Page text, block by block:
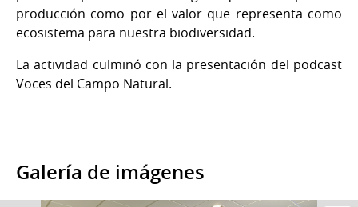
producción como por el valor que representa como
ecosistema para nuestra biodiversidad.
La actividad culminó con la presentación del podcast
Voces del Campo Natural.
Galería de imágenes